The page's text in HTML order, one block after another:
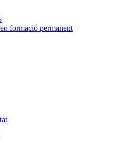
formació permanent